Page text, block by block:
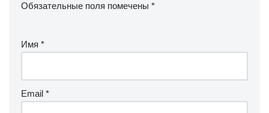
Обязательные поля помечены *
Имя *
Email *